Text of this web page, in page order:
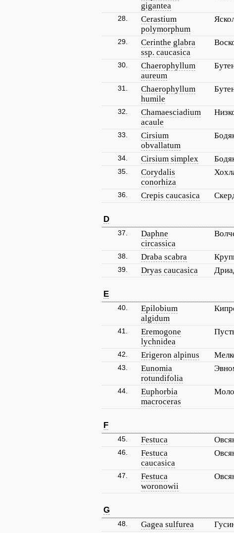
gigantea
28.
Cerastium
polymorphum
29.
Cerinthe glabra
ssp. caucasica
30.
Chaerophyllum
aureum
31.
Chaerophyllum
humile
32.
Chamaesciadium
acaule
33.
Cirsium
obvallatum
34. Cirsium simplex
35.
Corydalis
conorhiza
36. Crepis caucasica
D
37.
Daphne
circassica
38. Draba scabra
39.
Dryas caucasica
E
40.
Epilobium
algidum
41.
Eremogone
lychnidea
42. Erigeron alpinus
43.
Eunomia
rotundifolia
44.
Euphorbia
macroceras
F
45. Festuca
46.
Festuca
caucasica
47.
Festuca
woronowii
G
48. Gagea sulfurea